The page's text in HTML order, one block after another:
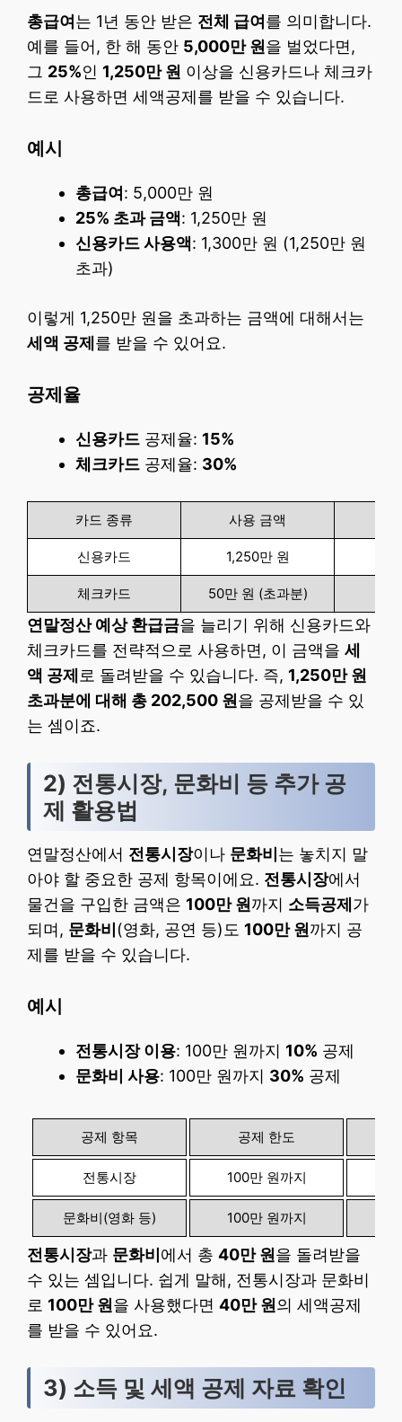
총급여 는 1년 동안 받은 전체 급여 를 의미합니다.
예를 들어, 한 해 동안 5,000만 원을 벌었다면,
그 25%인 1,250만 원 이상을 신용카드나 체크카
드로 사용하면 세액공제를 받을 수 있습니다.
예시
총급여 : 5,000만 원
25% 초과 금액: 1,250만 원
신용카드 사용액: 1,300만 원 (1,250만 원
초과)
이렇게 1,250만 원을 초과하는 금액에 대해서는
세액 공제 를 받을 수 있어요.
공제율
신용카드 공제율: 15%
체크카드 공제율: 30%
카드 종류 사용 금액
신용카드 1,250만 원
체크카드 50만 원 (초과분)
연말정산 예상 환급금을 늘리기 위해 신용카드와
체크카드를 전략적으로 사용하면, 이 금액을 세
액 공제 로 돌려받을 수 있습니다. 즉, 1,250만 원
초과분에 대해 총 202,500 원을 공제받을 수 있
는 셈이죠.
2) 전통시장, 문화비 등 추가 공
제 활용법
연말정산에서 전통시장이나 문화비 는 놓치지 말
아야 할 중요한 공제 항목이에요. 전통시장에서
물건을 구입한 금액은 100만 원까지 소득공제 가
되며, 문화비 (영화, 공연 등)도 100만 원까지 공
제를 받을 수 있습니다.
예시
전통시장 이용: 100만 원까지 10% 공제
문화비 사용: 100만 원까지 30% 공제
공제 항목 공제 한도
전통시장 100만 원까지
문화비(영화 등) 100만 원까지
전통시장과 문화비 에서 총 40만 원을 돌려받을
수 있는 셈입니다. 쉽게 말해, 전통시장과 문화비
로 100만 원을 사용했다면 40만 원의 세액공제
를 받을 수 있어요.
3) 소득 및 세액 공제 자료 확인